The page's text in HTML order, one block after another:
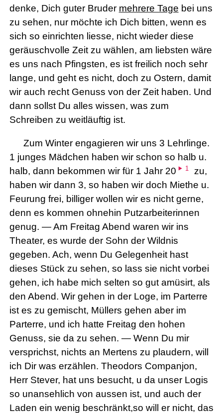
denke, Dich guter Bruder mehrere Tage bei uns
zu sehen, nur möchte ich Dich bitten, wenn es
sich so einrichten liesse, nicht wieder diese
geräuschvolle Zeit zu wählen, am liebsten wäre
es uns nach Pfingsten, es ist freilich noch sehr
lange, und geht es nicht, doch zu Ostern, damit
wir auch recht Genuss von der Zeit haben. Und
dann sollst Du alles wissen, was zum
Schreiben zu weitläuftig ist.
Zum Winter engagieren wir uns 3 Lehrlinge.
1 junges Mädchen haben wir schon so halb u.
halb, dann bekommen wir für 1 Jahr 20
1
zu,
haben wir dann 3, so haben wir doch Miethe u.
Feurung frei, billiger wollen wir es nicht gerne,
denn es kommen ohnehin Putzarbeiterinnen
genug. — Am Freitag Abend waren wir ins
Theater, es wurde der Sohn der Wildnis
gegeben. Ach, wenn Du Gelegenheit hast
dieses Stück zu sehen, so lass sie nicht vorbei
gehen, ich habe mich selten so gut amüsirt, als
den Abend. Wir gehen in der Loge, im Parterre
ist es zu gemischt, Müllers gehen aber im
Parterre, und ich hatte Freitag den hohen
Genuss, sie da zu sehen. — Wenn Du mir
versprichst, nichts an Mertens zu plaudern, will
ich Dir was erzählen. Theodors Companjon,
Herr Stever, hat uns besucht, u da unser Logis
so unansehlich von aussen ist, und auch der
Laden ein wenig beschränkt,so will er nicht, das